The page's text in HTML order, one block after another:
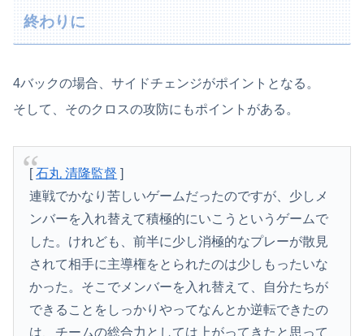
終わりに
4バックの場合、サイドチェンジがポイントとなる。
そして、そのクロスの攻防にもポイントがある。
[石丸 清隆監督 ]
連戦でかなり苦しいゲームだったのですが、少しメ
ンバーを入れ替えて積極的にいこうというゲームで
した。けれども、前半に少し消極的なプレーが散見
されて相手に主導権をとられたのは少しもったいな
かった。そこでメンバーを入れ替えて、自分たちが
できることをしっかりやってなんとか逆転できたの
は、チームの総合力としては上がってきたと思って